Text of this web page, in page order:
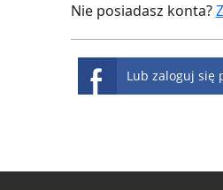
Nie posiadasz konta?
Lub zaloguj się